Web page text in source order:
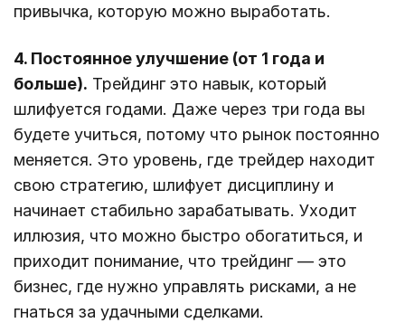
привычка, которую можно выработать.
4. Постоянное улучшение (от 1 года и
больше). Трейдинг это навык, который
шлифуется годами. Даже через три года вы
будете учиться, потому что рынок постоянно
меняется. Это уровень, где трейдер находит
свою стратегию, шлифует дисциплину и
начинает стабильно зарабатывать. Уходит
иллюзия, что можно быстро обогатиться, и
приходит понимание, что трейдинг — это
бизнес, где нужно управлять рисками, а не
гнаться за удачными сделками.